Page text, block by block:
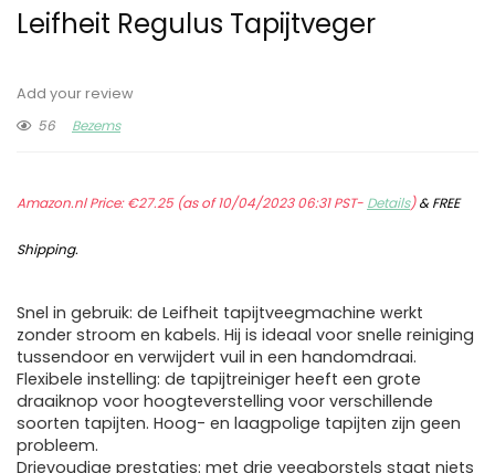
Leifheit Regulus Tapijtveger
Add your review
56
Bezems
Amazon.nl Price:€27.25(as of 10/04/2023 06:31 PST- Details)&FREE
Shipping.
Snel in gebruik: de Leifheit tapijtveegmachine werkt
zonder stroom en kabels. Hij is ideaal voor snelle reiniging
tussendoor en verwijdert vuil in een handomdraai.
Flexibele instelling: de tapijtreiniger heeft een grote
draaiknop voor hoogteverstelling voor verschillende
soorten tapijten. Hoog- en laagpolige tapijten zijn geen
probleem.
Drievoudige prestaties: met drie veegborstels staat niets